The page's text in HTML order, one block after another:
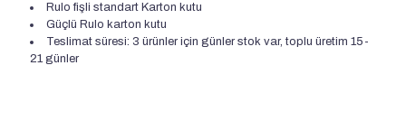
Rulo fişli standart Karton kutu
Güçlü Rulo karton kutu
Teslimat süresi: 3 ürünler için günler stok var, toplu üretim 15-
21 günler